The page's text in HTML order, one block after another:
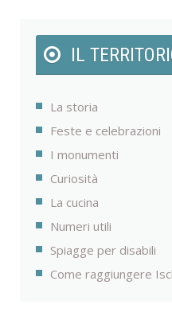
IL
La storia
Feste e celebrazioni
I monumenti
Curiosità
La cucina
Numeri utili
Spiagge per disabili
Come raggiungere